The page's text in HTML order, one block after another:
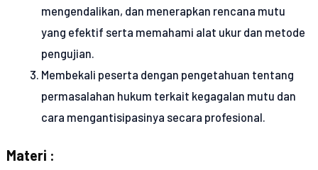
mengendalikan, dan menerapkan rencana mutu
yang efektif serta memahami alat ukur dan metode
pengujian.
Membekali peserta dengan pengetahuan tentang
permasalahan hukum terkait kegagalan mutu dan
cara mengantisipasinya secara profesional.
Materi :